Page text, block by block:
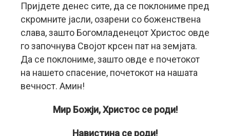
Пријдете денес сите, да се поклониме пред
скромните јасли, озарени со боженствена
слава, зашто Богомладенецот Христос овде
го започнува Својот крсен пат на земјата.
Да се поклониме, зашто овде е почетокот
на нашето спасение, почетокот на нашата
вечност. Амин!
Мир Божји, Христос се роди!
Навистина се роди!